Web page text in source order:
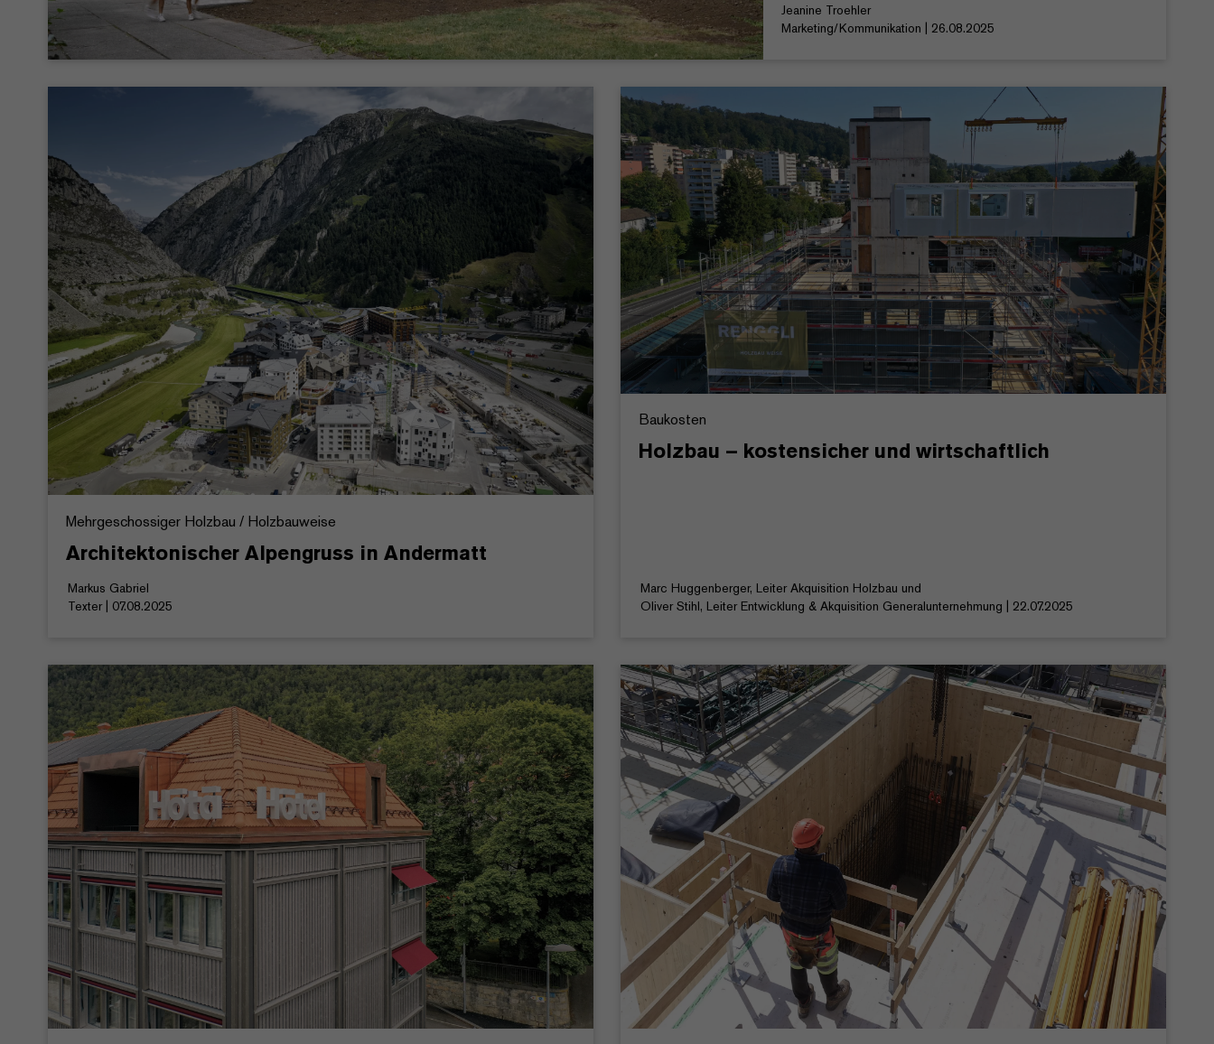
Jeanine Troehler
Marketing/Kommunikation | 26.08.2025
Mehrgeschossiger Holzbau / Holzbauweise
Architektonischer Alpengruss in Andermatt
Markus Gabriel
Texter | 07.08.2025
Baukosten
Holzbau – kostensicher und wirtschaftlich
Marc Huggenberger, Leiter Akquisition Holzbau und
Oliver Stihl, Leiter Entwicklung & Akquisition Generalunternehmung | 22.07.2025